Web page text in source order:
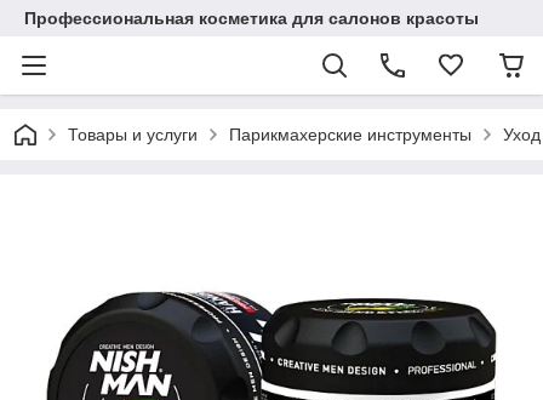
Профессиональная косметика для салонов красоты
Товары и услуги Парикмахерские инструменты